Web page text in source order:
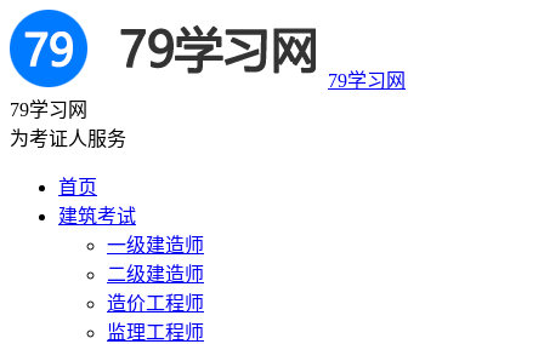
79学习网
79学习网
为考证人服务
首页
建筑考试
一级建造师
二级建造师
造价工程师
监理工程师